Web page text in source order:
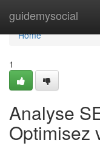
guidemysocial
Home
Home
1
Analyse
Optimisez